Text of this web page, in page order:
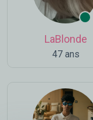
LaBlonde
47 ans